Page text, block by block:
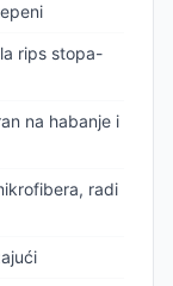
rips stopa-
na habanje i
radi